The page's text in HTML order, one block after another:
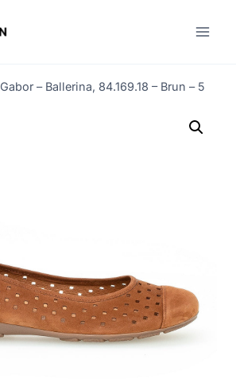
Gabor – Ballerina, 84.169.18 – Brun – 5